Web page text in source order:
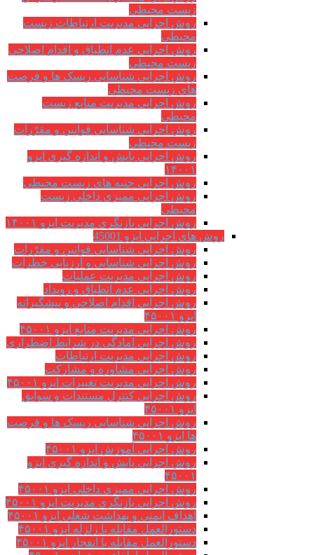
زیست محیطی
روش اجرايي مدیریت ارتباطات زیست
محیطی
روش اجرایی عدم انطباق و اقدام اصلاحی
زیست محیطی
روش اجرایی شناسایی ریسک ها و فرصت
های زیست محیطی
روش اجرایی مدیریت منابع زیست
محیطی
روش اجرایی شناسایی قوانین و مقرّرات
زیست محیطی
روش اجرایی پایش و اندازه گیری ایزو
۱۴۰۰۱
روش اجرایی جنبه های زیست محیطی
روش اجرایی ممیزی داخلی زیست
محیطی
روش اجرایی بازنگری مدیریت ایزو ۱۴۰۰۱
روش های اجرایی ایزو 45001
روش اجرایی شناسایی قوانین و مقرّرات
روش اجرایی شناسایی و ارزیابی خطرات
روش اجرایی مدیریت عملیات
روش اجرایی عدم انطباق و رویداد
روش اجرایی اقدام اصلاحی و پیشگیرانه
ایزو ۴۵۰۰۱
روش اجرایی مدیریت منابع ایزو ۴۵۰۰۱
روش اجرایی آمادگی در شرایط اضطراری
روش اجرایی مدیریت ارتباطات
روش اجرایی مشاوره و مشارکت
روش اجرایی مدیریت تغییرات ایزو ۴۵۰۰۱
روش اجرایی کنترل مستندات و سوابق
ایزو ۴۵۰۰۱
روش اجرایی شناسایی ریسک ها و فرصت
ها ایزو ۴۵۰۰۱
روش اجرایی آموزش ایزو ۴۵۰۰۱
روش اجرایی پایش و اندازه گیری ایزو
۴۵۰۰۱
روش اجرایی ممیزی داخلی ایزو ۴۵۰۰۱
روش اجرایی بازنگری مدیریت ایزو ۴۵۰۰۱
اهداف ایمنی و بهداشت شغلی ایزو ۴۵۰۰۱
دستورالعمل مقابله با زلزله ایزو ۴۵۰۰۱
دستورالعمل مقابله با انفجار ایزو ۴۵۰۰۱